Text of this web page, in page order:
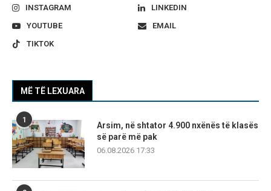
INSTAGRAM
LINKEDIN
YOUTUBE
EMAIL
TIKTOK
MË TË LEXUARA
1
Arsim, në shtator 4.900 nxënës të klasës
së parë më pak
06.08.2026 17:33